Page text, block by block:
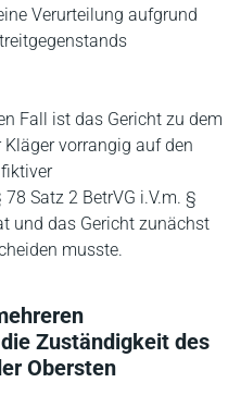
Verurteilung aufgrund
Fall ist das Gericht zu dem
vorrangig auf den
Satz 2 BetrVG i.V.m. §
und das Gericht zunächst
musste.
Zuständigkeit des
Obersten